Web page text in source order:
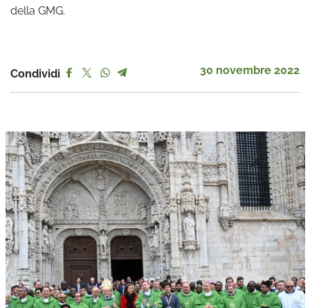
della GMG.
Condividi 30 novembre 2022